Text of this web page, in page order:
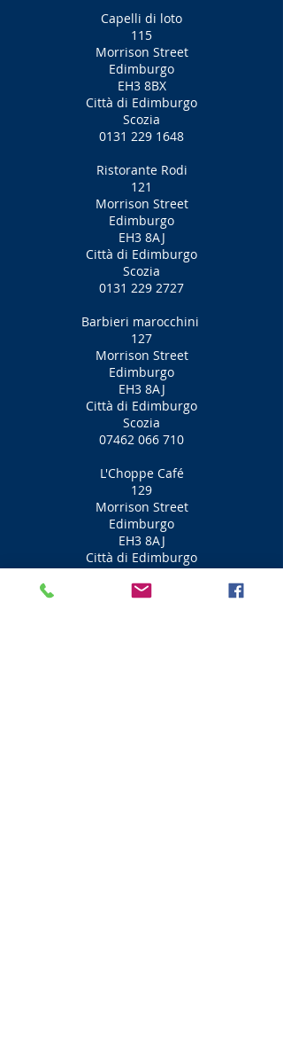
Capelli di loto
115
Morrison Street
Edimburgo
EH3 8BX
Città di Edimburgo
Scozia
0131 229 1648
Ristorante Rodi
121
Morrison Street
Edimburgo
EH3 8AJ
Città di Edimburgo
Scozia
0131 229 2727
Barbieri marocchini
127
Morrison Street
Edimburgo
EH3 8AJ
Città di Edimburgo
Scozia
07462 066 710
L'Choppe Café
129
Morrison Street
Edimburgo
EH3 8AJ
Città di Edimburgo
Scozia